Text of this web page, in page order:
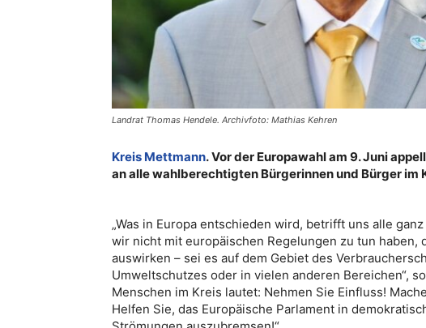
Landrat Thomas Hendele. Archivfoto: Mathias Kehren
Kreis Mettmann. Vor der Europawahl am 9. Juni
an alle wahlberechtigten Bürgerinnen und Bürger im
„Was in Europa entschieden wird, betrifft uns alle
wir nicht mit europäischen Regelungen zu tun haben,
auswirken – sei es auf dem Gebiet des
Umweltschutzes oder in vielen anderen Bereichen“,
Menschen im Kreis lautet: Nehmen Sie Einfluss!
Helfen Sie, das Europäische Parlament in